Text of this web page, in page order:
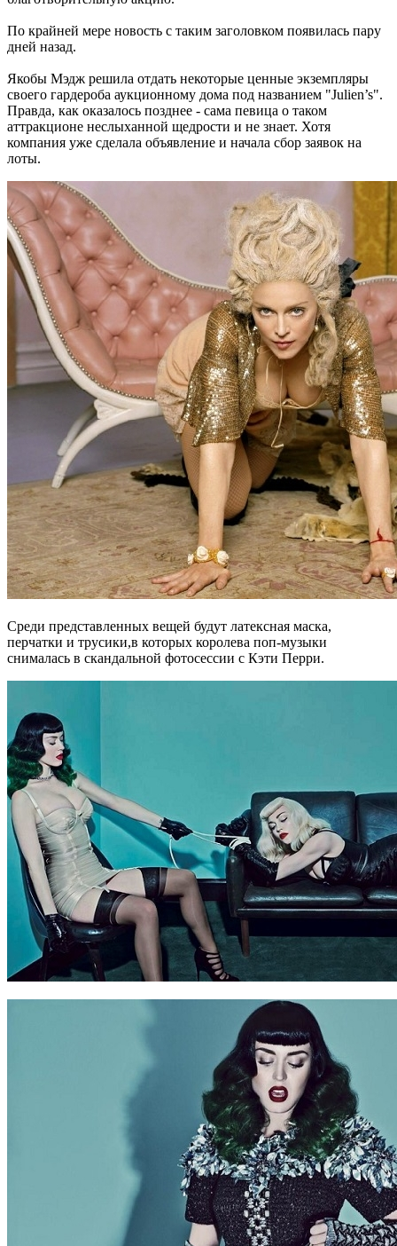
По крайней мере новость с таким заголовком появилась пару
дней назад.
Якобы Мэдж решила отдать некоторые ценные экземпляры
своего гардероба аукционному дома под названием "Julien’s".
Правда, как оказалось позднее - сама певица о таком
аттракционе неслыханной щедрости и не знает. Хотя
компания уже сделала объявление и начала сбор заявок на
лоты.
Среди представленных вещей будут латексная маска,
перчатки и трусики,в которых королева поп-музыки
снималась в скандальной фотосессии с Кэти Перри.